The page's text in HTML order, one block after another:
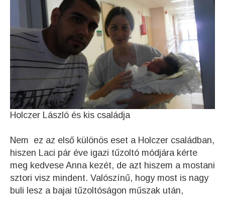
Holczer László és kis családja
Nem ez az első különös eset a Holczer családban,
hiszen Laci pár éve igazi tűzoltó módjára kérte
meg kedvese Anna kezét, de azt hiszem a mostani
sztori visz mindent. Valószínű, hogy most is nagy
buli lesz a bajai tűzoltóságon műszak után,